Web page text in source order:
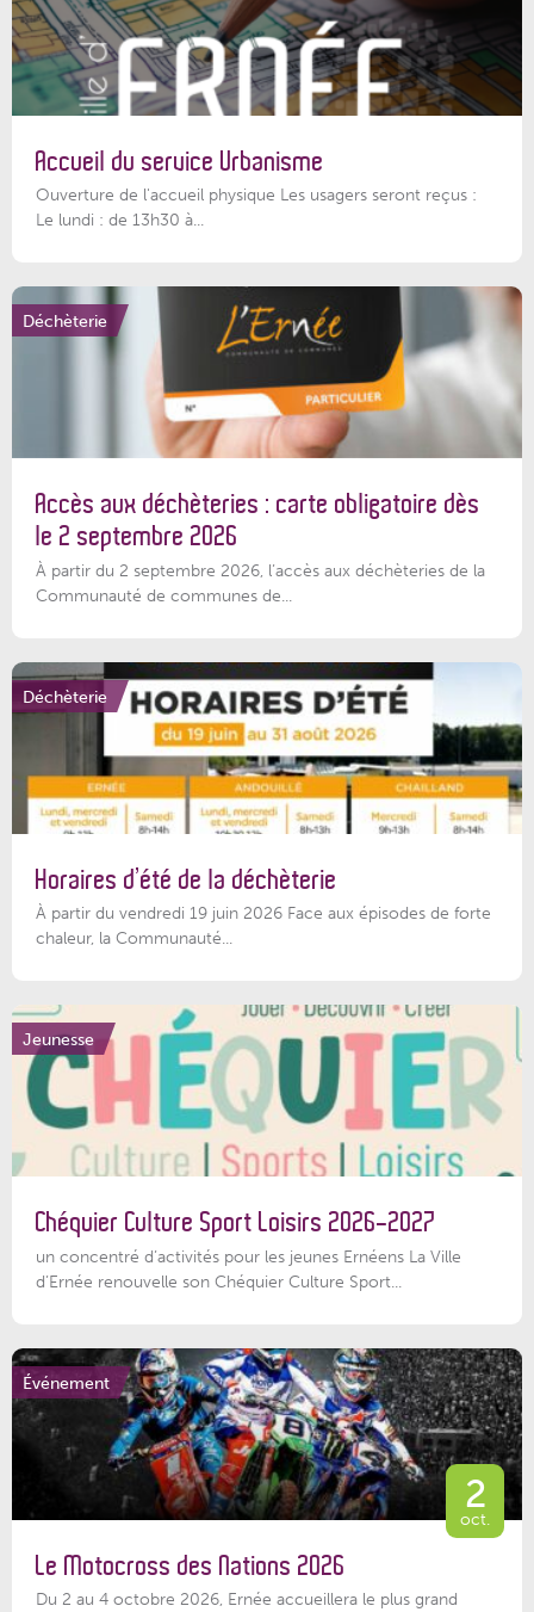
Accueil du service Urbanisme
Ouverture de l'accueil physique Les usagers seront reçus :
Le lundi : de 13h30 à...
Déchèterie
Accès aux déchèteries : carte obligatoire dès
le 2 septembre 2026
À partir du 2 septembre 2026, l’accès aux déchèteries de la
Communauté de communes de...
Déchèterie
Horaires d’été de la déchèterie
À partir du vendredi 19 juin 2026 Face aux épisodes de forte
chaleur, la Communauté...
Jeunesse
Chéquier Culture Sport Loisirs 2026-2027
un concentré d’activités pour les jeunes Ernéens La Ville
d’Ernée renouvelle son Chéquier Culture Sport...
Événement
2
oct.
Le Motocross des Nations 2026
Du 2 au 4 octobre 2026, Ernée accueillera le plus grand